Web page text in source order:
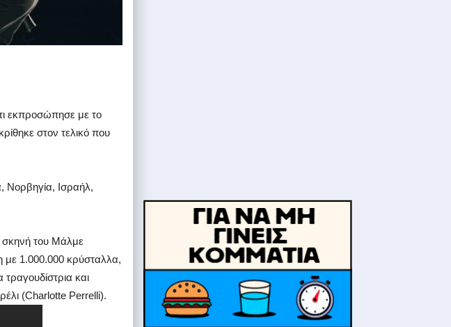
εκπροσώπησε με το
στον τελικό που
Νορβηγία, Ισραήλ,
σκηνή του Μάλμε
με 1.000.000 κρύσταλλα,
και
(Charlotte Perrelli).